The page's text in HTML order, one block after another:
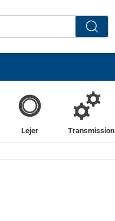
Lejer Transmission